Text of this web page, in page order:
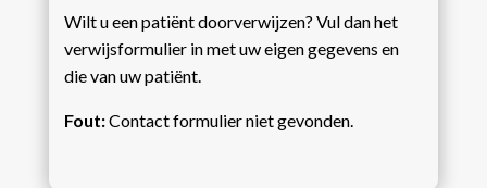
Wilt u een patiënt doorverwijzen? Vul dan het
verwijsformulier in met uw eigen gegevens en
die van uw patiënt.
Fout:Contact formulier niet gevonden.